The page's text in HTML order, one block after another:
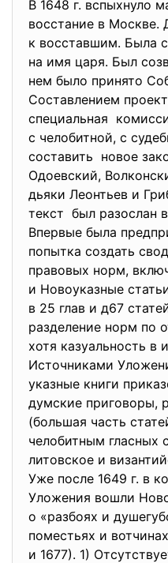
В 1648 г. вспыхнуло
восстание в Москве.
к восставшим. Была
на имя царя. Был
нем было принято
Составлением
специальная
с челобитной, с
составить новое
Одоевский,
дьяки Леонтьев и
текст был разослан
Впервые была
попытка создать
правовых норм,
и Новоуказные
в 25 глав и д67
разделение норм по
хотя казуальность в
Источниками
указные книги
думские приговоры,
(большая часть
челобитным гласных
литовское и
Уже после 1649 г. в
Уложения вошли
о «разбоях и
поместьях и
и 1677). 1)